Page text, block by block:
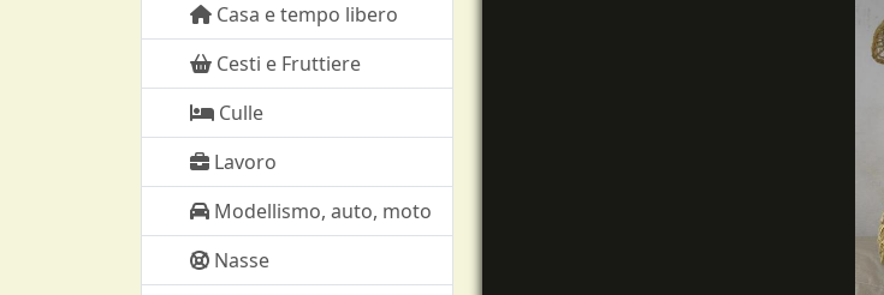
Casa e tempo libero
Cesti e Fruttiere
Culle
Lavoro
Modellismo, auto, moto
Nasse